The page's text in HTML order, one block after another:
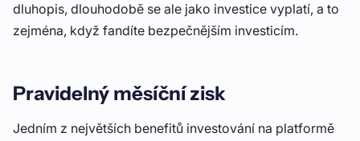
dluhopis, dlouhodobě se ale jako investice vyplatí, a to
zejména, když fandíte bezpečnějším investicím.
Pravidelný měsíční zisk
Jedním z největších benefitů investování na platformě